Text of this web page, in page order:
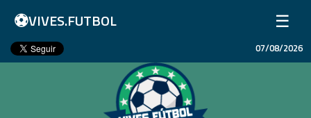
⚽VIVES.FUTBOL ☰
Inicio
07/08/2026